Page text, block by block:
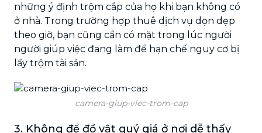
những ý định trộm cắp của họ khi bạn không có
ở nhà. Trong trường hợp thuê dịch vụ dọn dẹp
theo giờ, bạn cũng cần có mặt trong lúc người
người giúp việc đang làm để hạn chế nguy cơ bị
lấy trộm tài sản.
camera-giup-viec-trom-cap
3. Không để đồ vật quý giá ở nơi dễ thấy